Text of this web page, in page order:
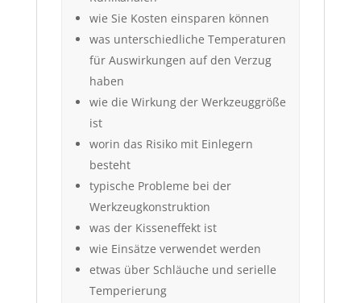
wie Sie Kosten einsparen können
was unterschiedliche Temperaturen
für Auswirkungen auf den Verzug
haben
wie die Wirkung der Werkzeuggröße
ist
worin das Risiko mit Einlegern
besteht
typische Probleme bei der
Werkzeugkonstruktion
was der Kisseneffekt ist
wie Einsätze verwendet werden
etwas über Schläuche und serielle
Temperierung